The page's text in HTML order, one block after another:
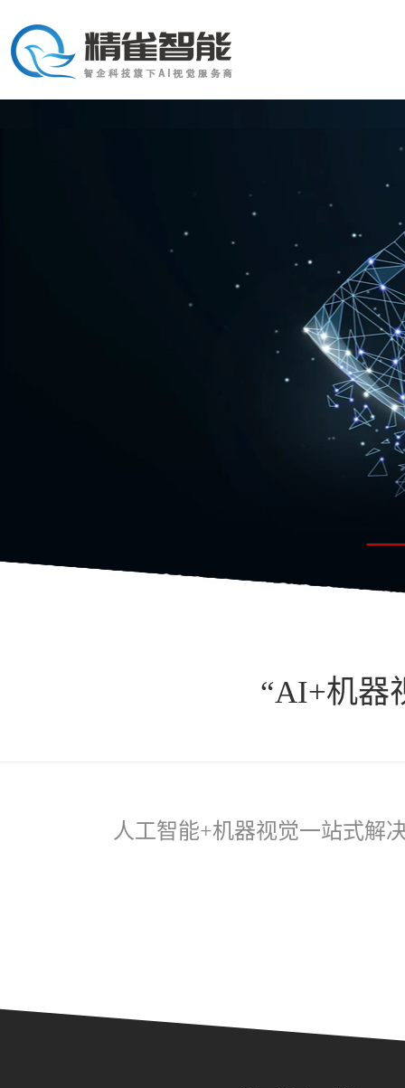
“AI+机器
人工智能+机器视觉一站式解